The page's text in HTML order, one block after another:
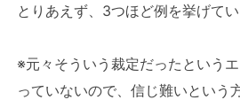
とりあえず、3つほど例を挙げてい
※元々そういう裁定だったという
っていないので、信じ難いという